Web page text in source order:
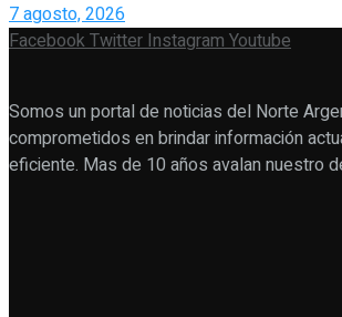
7 agosto, 2026
FacebookTwitterInstagramYoutube
Somos un portal de noticias del Norte
comprometidos en brindar información
eficiente. Mas de 10 años avalan nuestro